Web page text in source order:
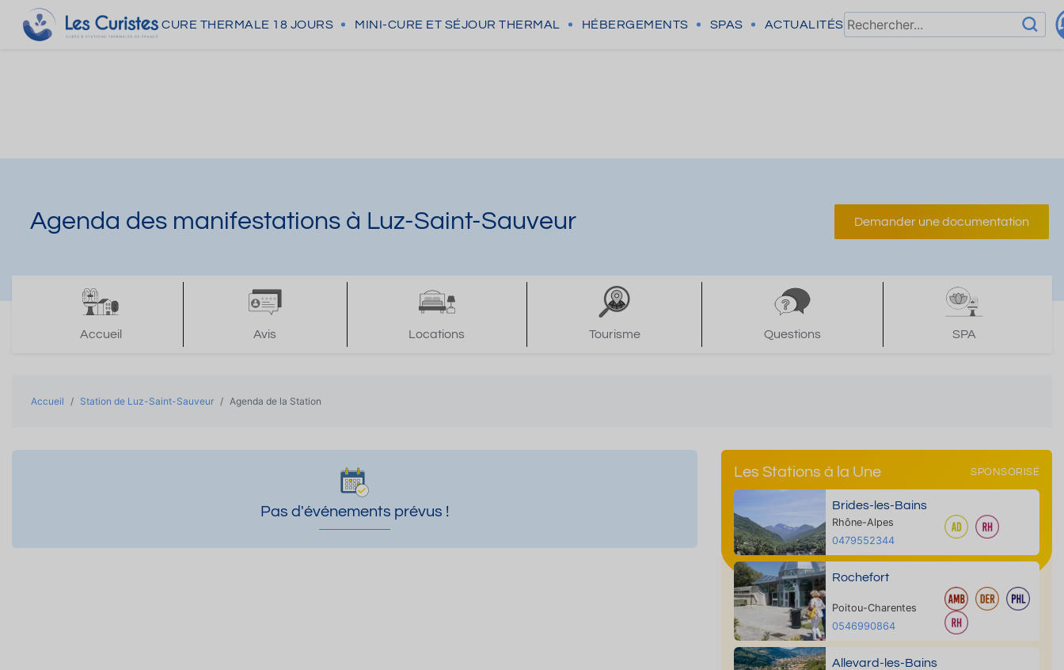
CURE THERMALE 18 JOURS MINI-CURE ET SÉJOUR THERMAL HÉBERGEMENTS SPAS ACTUALITÉS
Agenda des manifestations à Luz-Saint-Sauveur Demander une documentation
Accueil Avis Locations Tourisme Questions SPA
Accueil Station de Luz-Saint-Sauveur Agenda de la Station
Pas d'événements prévus !
Les Stations à la Une SPONSORISÉ
Brides-les-Bains
Rhône-Alpes
0479552344
Rochefort
Poitou-Charentes
0546990864
Allevard-les-Bains